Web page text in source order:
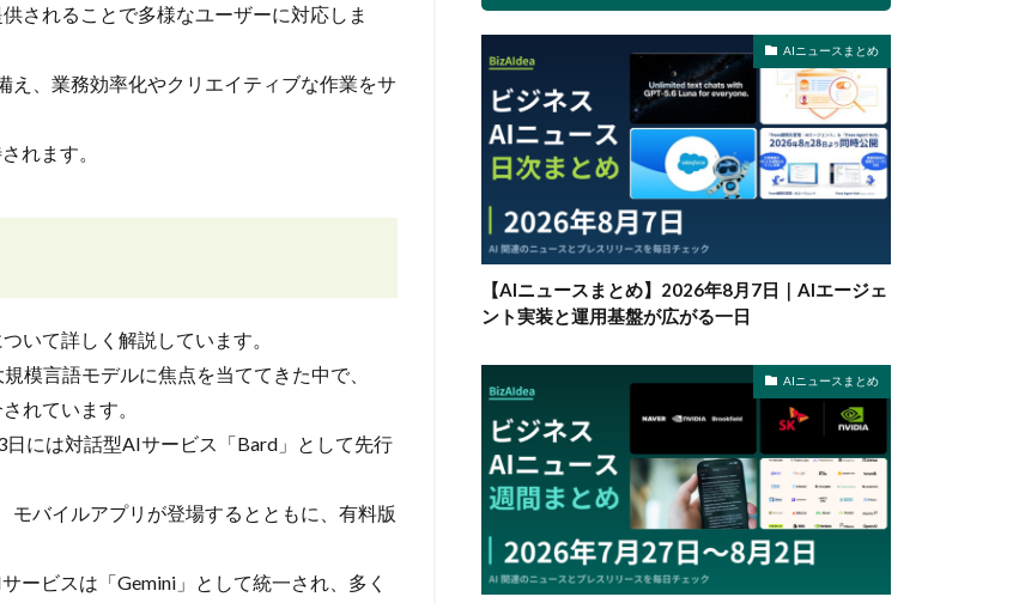
されることで多様なユーザーに対応しま
え、業務効率化やクリエイティブな作業をサ
れます。
いて詳しく解説しています。
模言語モデルに焦点を当ててきた中で、
れています。
には対話型AIサービス「Bard」として先行
モバイルアプリが登場するとともに、有料版
ービスは「Gemini」として統一され、多く
AIニュースまとめ
【AIニュースまとめ】2026年8月7日｜AIエージェ
ント実装と運用基盤が広がる一日
AIニュースまとめ